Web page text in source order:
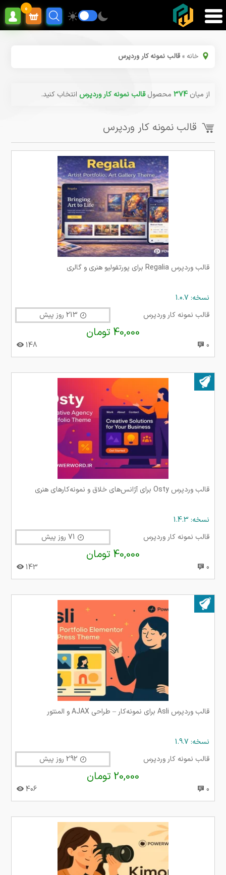
0
خانه »قالب نمونه کار وردپرس
از میان374 محصولقالب نمونه کار وردپرس انتخاب کنید.
قالب نمونه کار وردپرس
قالب وردپرس Regalia برای پورتفولیو هنری و گالری
نسخه: 1.0.7
قالب نمونه کار وردپرس
40,000 تومان
0
148
قالب وردپرس Osty برای آژانس‌های خلاق و نمونه‌کارهای هنری
نسخه: 1.4.3
قالب نمونه کار وردپرس
40,000 تومان
0
143
قالب وردپرس Asli برای نمونه‌کار – طراحی AJAX و المنتور
نسخه: 1.9.7
قالب نمونه کار وردپرس
20,000 تومان
0
406